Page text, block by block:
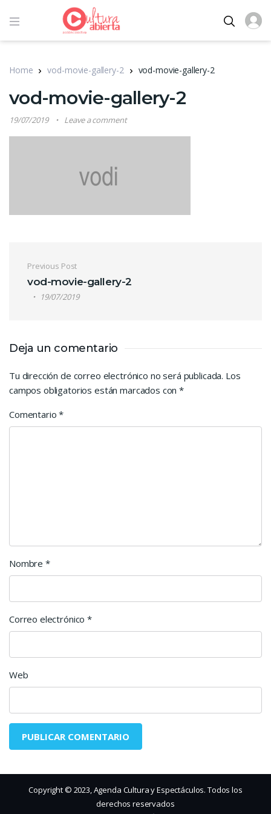
Home vod-movie-gallery-2 vod-movie-gallery-2
vod-movie-gallery-2
19/07/2019 Leave a comment
Navegación de entradas
Previous Post
vod-movie-gallery-2
19/07/2019
Deja un comentario
Tu dirección de correo electrónico no será publicada. Los
campos obligatorios están marcados con*
Comentario*
Nombre *
Correo electrónico*
Web
Copyright © 2023, Agenda Cultura y Espectáculos. Todos los
derechos reservados